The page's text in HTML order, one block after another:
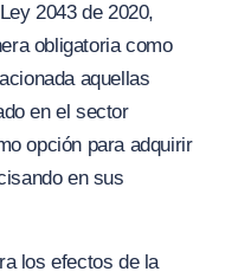
2043 de 2020,
obligatoria como
aquellas
en el sector
opción para adquirir
en sus
los efectos de la